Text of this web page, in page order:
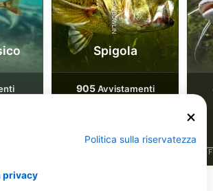
Spigola
905Avvistamenti
F
Politica sulla riservatezza
privacy